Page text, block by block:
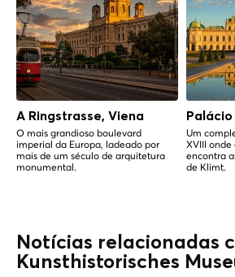
A Ringstrasse, Viena
O mais grandioso boulevard
imperial da Europa, ladeado por
mais de um século de arquitetura
monumental.
Um
XVIII
encontra
de Klimt.
Notícias relacionadas
Kunsthistorisches